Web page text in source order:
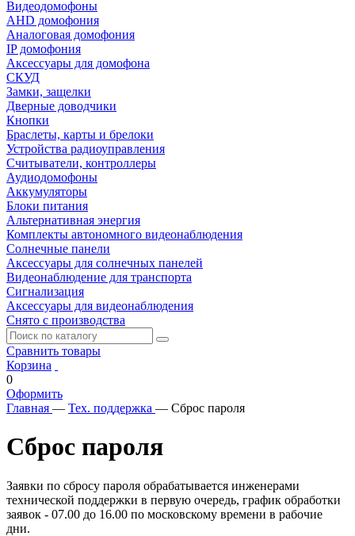
Видеодомофоны
AHD домофония
Аналоговая домофония
IP домофония
Аксессуары для домофона
СКУД
Замки, защелки
Дверные доводчики
Кнопки
Браслеты, карты и брелоки
Устройства радиоуправления
Считыватели, контроллеры
Аудиодомофоны
Аккумуляторы
Блоки питания
Альтернативная энергия
Комплекты автономного видеонаблюдения
Солнечные панели
Аксессуары для солнечных панелей
Видеонаблюдение для транспорта
Сигнализация
Аксессуары для видеонаблюдения
Снято с производства
Сравнить товары
Корзина
0
Оформить
Главная — Тех. поддержка — Сброс пароля
Сброс пароля
Заявки по сбросу пароля обрабатывается инженерами
технической поддержки в первую очередь, график обработки
заявок - 07.00 до 16.00 по московскому времени в рабочие
дни.